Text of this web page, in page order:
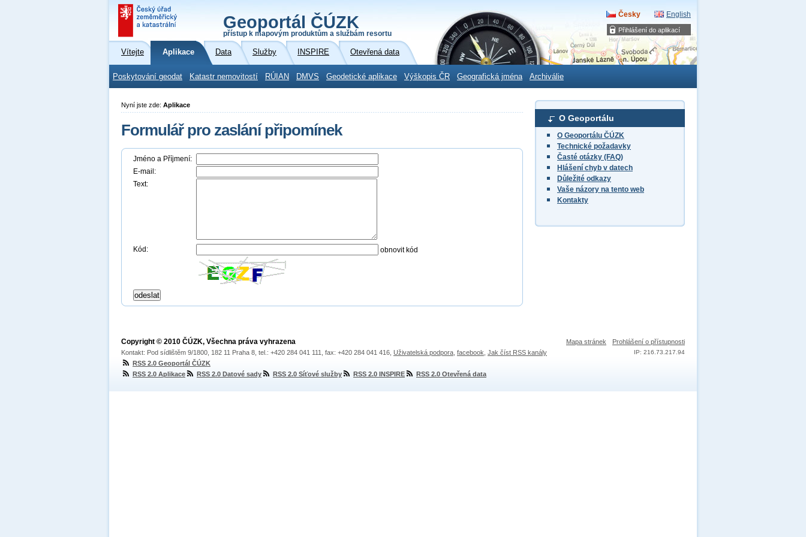
Přihlášení do aplikací
Geoportál ČÚZK
přístup k mapovým produktům a službám resortu
Česky English
Vítejte Aplikace Data Služby INSPIRE Otevřená data
Poskytování geodat Katastr nemovitostí RÚIAN DMVS Geodetické aplikace Výškopis ČR Geografická jména Archiválie
O Geoportálu
O Geoportálu ČÚZK
Technické požadavky
Časté otázky (FAQ)
Hlášení chyb v datech
Důležité odkazy
Vaše názory na tento web
Kontakty
Nyní jste zde: Aplikace
Formulář pro zaslání připomínek
Jméno a Příjmení:
E-mail:
Text:
Kód: obnovit kód
Mapa stránek Prohlášení o přístupnosti
IP: 216.73.217.94
Copyright © 2010 ČÚZK, Všechna práva vyhrazena
Kontakt: Pod sídlištěm 9/1800, 182 11 Praha 8, tel.: +420 284 041 111, fax: +420 284 041 416, Uživatelská podpora facebook Jak číst RSS kanály
RSS 2.0 Geoportál ČÚZK
RSS 2.0 Aplikace
RSS 2.0 Datové sady RSS 2.0 Síťové služby RSS 2.0 INSPIRE RSS 2.0 Otevřená data